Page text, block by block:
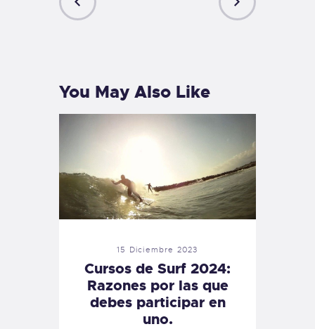
You May Also Like
15 Diciembre 2023
Cursos de Surf 2024:
Razones por las que
debes participar en
uno.